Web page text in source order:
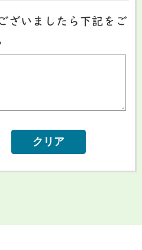
ざいましたら下記をご